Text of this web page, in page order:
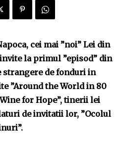
cei mai ”noi” Lei din
la primul ”episod” din
strangere de fonduri in
”Around the World in 80
for Hope”, tinerii lei
de invitatii lor, ”Ocolul